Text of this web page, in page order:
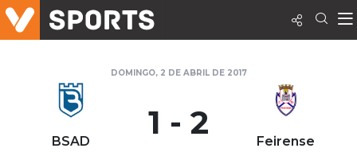
DOMINGO, 2 DE ABRIL DE 2017
BSAD 1 - 2 Feirense